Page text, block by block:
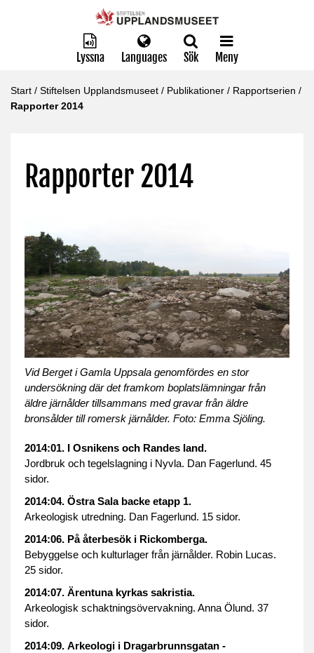
Lyssna Languages Sök Meny
Start / Stiftelsen Upplandsmuseet / Publikationer / Rapportserien /
Rapporter 2014
Rapporter 2014
Vid Berget i Gamla Uppsala genomfördes en stor
undersökning där det framkom boplatslämningar från
äldre järnålder tillsammans med gravar från äldre
bronsålder till romersk järnålder. Foto: Emma Sjöling.
2014:01. I Osnikens och Randes land.
Jordbruk och tegelslagning i Nyvla. Dan Fagerlund. 45
sidor.
2014:04. Östra Sala backe etapp 1.
Arkeologisk utredning. Dan Fagerlund. 15 sidor.
2014:06. På återbesök i Rickomberga.
Bebyggelse och kulturlager från järnålder. Robin Lucas.
25 sidor.
2014:07. Ärentuna kyrkas sakristia.
Arkeologisk schaktningsövervakning. Anna Ölund. 37
sidor.
2014:09. Arkeologi i Dragarbrunnsgatan -